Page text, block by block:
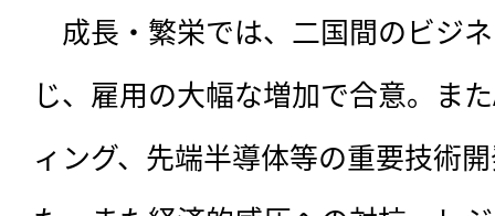
成長・繁栄では、二国間のビジ
じ、雇用の大幅な増加で合意。ま
ィング、先端半導体等の重要技術